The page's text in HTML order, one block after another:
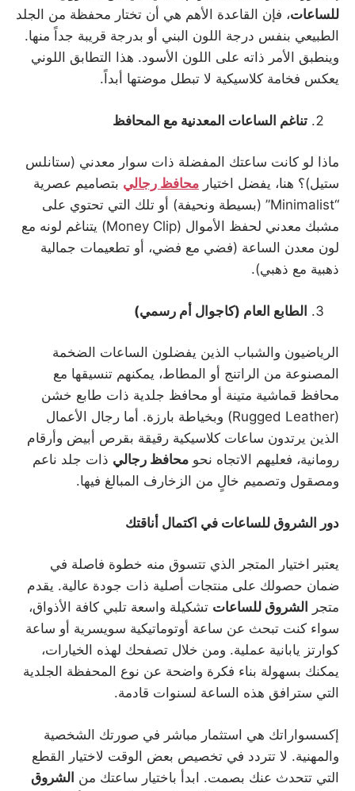
للساعات، فإن القاعدة الأهم هي أن تختار محفظة من الجلد
الطبيعي بنفس درجة اللون البني أو بدرجة قريبة جداً منها.
وينطبق الأمر ذاته على اللون الأسود. هذا التطابق اللوني
يعكس فخامة كلاسيكية لا تبطل موضتها أبداً.
تناغم الساعات المعدنية مع المحافظ
ماذا لو كانت ساعتك المفضلة ذات سوار معدني (ستانلس
ستيل)؟ هنا، يفضل اختيار محافظ رجالي بتصاميم عصرية
“Minimalist” (بسيطة ونحيفة) أو تلك التي تحتوي على
مشبك معدني لحفظ الأموال (Money Clip) يتناغم لونه مع
لون معدن الساعة (فضي مع فضي، أو تطعيمات جمالية
ذهبية مع ذهبي).
الطابع العام (كاجوال أم رسمي)
الرياضيون والشباب الذين يفضلون الساعات الضخمة
المصنوعة من الراتنج أو المطاط، يمكنهم تنسيقها مع
محافظ قماشية متينة أو محافظ جلدية ذات طابع خشن
(Rugged Leather) وبخياطة بارزة. أما رجال الأعمال
الذين يرتدون ساعات كلاسيكية رقيقة بقرص أبيض وأرقام
رومانية، فعليهم الاتجاه نحو محافظ رجالي ذات جلد ناعم
ومصقول وتصميم خالٍ من الزخارف المبالغ فيها.
دور الشروق للساعات في اكتمال أناقتك
يعتبر اختيار المتجر الذي تتسوق منه خطوة فاصلة في
ضمان حصولك على منتجات أصلية ذات جودة عالية. يقدم
متجر
الشروق للساعات تشكيلة واسعة تلبي كافة الأذواق،
سواء كنت تبحث عن ساعة أوتوماتيكية سويسرية أو ساعة
كوارتز يابانية عملية. ومن خلال تصفحك لهذه الخيارات،
يمكنك بسهولة بناء فكرة واضحة عن نوع المحفظة الجلدية
التي سترافق هذه الساعة لسنوات قادمة.
إكسسواراتك هي استثمار مباشر في صورتك الشخصية
والمهنية. لا تتردد في تخصيص بعض الوقت لاختيار القطع
التي تتحدث عنك بصمت. ابدأ باختيار ساعتك من الشروق